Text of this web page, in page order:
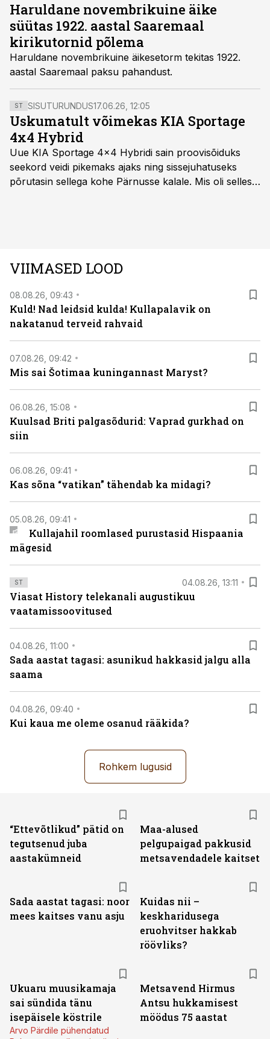
Haruldane novembrikuine äike
süütas 1922. aastal Saaremaal
kirikutornid põlema
Haruldane novembrikuine äikesetorm tekitas 1922.
aastal Saaremaal paksu pahandust.
ST SISUTURUNDUS17.06.26, 12:05
Uskumatult võimekas KIA Sportage
4x4 Hybrid
Uue KIA Sportage 4x4 Hybridi sain proovisõiduks
seekord veidi pikemaks ajaks ning sissejuhatuseks
põrutasin sellega kohe Pärnusse kalale. Mis oli selles
VIIMASED LOOD
08.08.26, 09:43
Kuld! Nad leidsid kulda! Kullapalavik on
nakatanud terveid rahvaid
07.08.26, 09:42
Mis sai Šotimaa kuningannast Maryst?
06.08.26, 15:08
Kuulsad Briti palgasõdurid: Vaprad gurkhad on
siin
06.08.26, 09:41
Kas sõna “vatikan” tähendab ka midagi?
05.08.26, 09:41
Kullajahil roomlased purustasid Hispaania
mägesid
ST 04.08.26, 13:11
Viasat History telekanali augustikuu
vaatamissoovitused
04.08.26, 11:00
Sada aastat tagasi: asunikud hakkasid jalgu alla
saama
04.08.26, 09:40
Kui kaua me oleme osanud rääkida?
Rohkem lugusid
“Ettevõtlikud” pätid on
tegutsenud juba
aastakümneid
Maa-alused
pelgupaigad pakkusid
metsavendadele kaitset
Sada aastat tagasi: noor
mees kaitses vanu asju
Kuidas nii –
keskharidusega
eruohvitser hakkab
röövliks?
Ukuaru muusikamaja
sai sündida tänu
isepäisele köstrile
Arvo Pärdile pühendatud
Metsavend Hirmus
Antsu hukkamisest
möödus 75 aastat